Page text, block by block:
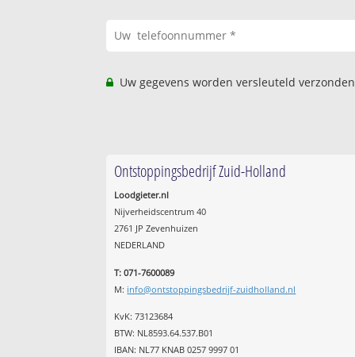
Uw gegevens worden versleuteld
Ontstoppingsbedrijf Zuid-Holland
Loodgieter.nl
Nijverheidscentrum 40
2761 JP Zevenhuizen
NEDERLAND
T: 071-7600089
M: info@ontstoppingsbedrijf-zuidholland.nl
KvK: 73123684
BTW: NL8593.64.537.B01
IBAN: NL77 KNAB 0257 9997 01